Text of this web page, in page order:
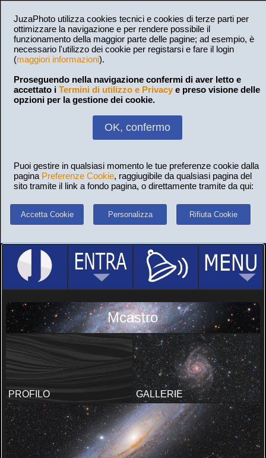
JuzaPhoto utilizza cookies tecnici e cookies di terze parti per
ottimizzare la navigazione e per rendere possibile il
funzionamento della maggior parte delle pagine; ad esempio, è
necessario l'utilizzo dei cookie per registarsi e fare il login
(maggiori informazioni).
Proseguendo nella navigazione confermi di aver letto e
accettato i Termini di utilizzo e Privacy e preso visione delle
opzioni per la gestione dei cookie.
OK, confermo
Puoi gestire in qualsiasi momento le tue preferenze cookie dalla
pagina Preferenze Cookie, raggiugibile da qualsiasi pagina del
sito tramite il link a fondo pagina, o direttamente tramite da qui:
Accetta Cookie Personalizza Rifiuta Cookie
Mcastro
PROFILO GALLERIE